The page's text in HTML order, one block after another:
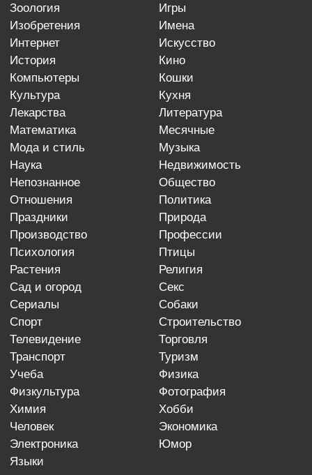
зоология
игры
изобретения
имена
интернет
искусство
история
кино
компьютеры
кошки
культура
кухня
лекарства
литература
математика
месячные
мода и стиль
музыка
наука
недвижимость
непознанное
общество
отношения
политика
праздники
природа
производство
профессии
психология
птицы
растения
религия
сад и огород
секс
сериалы
собаки
спорт
строительство
телевидение
торговля
транспорт
туризм
учеба
физика
физкультура
фотография
химия
хобби
человек
экономика
электроника
юмор
языки